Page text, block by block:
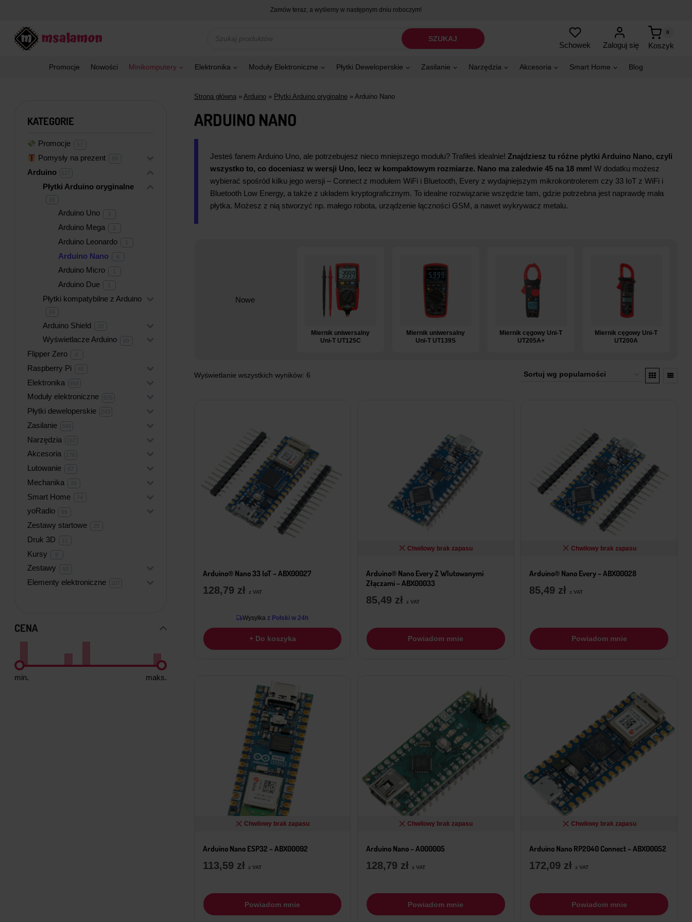
Zamów teraz, a wyślemy w następnym dniu roboczym!
produktów
SZUKAJ
Schowek Zaloguj się Koszyk
0
Promocje Nowości Minikomputery Elektronika Moduły Elektroniczne Płytki Deweloperskie Zasilanie Narzędzia Akcesoria Smart Home Blog
Strona główna» Arduino» Płytki Arduino oryginalne» Arduino Nano
ARDUINO NANO
Jesteś fanem Arduino Uno, ale potrzebujesz nieco mniejszego modułu? Trafiłeś idealnie!Znajdziesz tu różne płytki Arduino Nano, czyli
wszystko to, co doceniasz w wersji Uno, lecz w kompaktowym rozmiarze. Nano ma zaledwie 45 na 18 mm! W dodatku możesz
wybierać spośród kilku jego wersji – Connect z modułem WiFi i Bluetooth, Every z wydajniejszym mikrokontrolerem czy 33 IoT z WiFi i
Bluetooth Low Energy, a także z układem kryptograficznym. To idealne rozwiązanie wszędzie tam, gdzie potrzebna jest naprawdę mała
płytka. Możesz z nią stworzyć np. małego robota, urządzenie łączności GSM, a nawet wykrywacz metalu.
Nowe
Miernik uniwersalny
Uni-T UT125C
Miernik uniwersalny
Uni-T UT139S
Miernik cęgowy Uni-T
UT205A+
Miernik cęgowy Uni-T
UT200A
Wyświetlanie wszystkich wyników: 6
Arduino® Nano 33 IoT – ABX00027
128,79 zł z VAT
Wysyłka z Polski w 24h
+ Do koszyka
Chwilowy brak zapasu
Arduino® Nano Every Z Wlutowanymi
Złączami – ABX00033
85,49 zł z VAT
Powiadom mnie
Chwilowy brak zapasu
Arduino® Nano Every – ABX00028
85,49 zł z VAT
Powiadom mnie
Chwilowy brak zapasu
Arduino Nano ESP32 – ABX00092
113,59 zł z VAT
Powiadom mnie
Chwilowy brak zapasu
Arduino Nano – A000005
128,79 zł z VAT
Powiadom mnie
Chwilowy brak zapasu
Arduino Nano RP2040 Connect – ABX00052
172,09 zł z VAT
Powiadom mnie
KATEGORIE
Promocje
produktów
Pomysły na prezent
produktów
Arduino
Płytki Arduino oryginalne
produktów
Arduino Uno
produkty
Arduino Mega
produkty
Arduino Leonardo
produkt
Arduino Nano
produktów
Arduino Micro
produkt
Arduino Due
produkt
Płytki kompatybilne z Arduino
produkty
Arduino Shield
produktów
Wyświetlacze Arduino
produktów
Flipper Zero
produktów
Raspberry Pi
produktów
Elektronika
Moduły elektroniczne
Płytki deweloperskie
Zasilanie
Narzędzia
Akcesoria
Lutowanie
produktów
Mechanika
produktów
Smart Home
produkty
yoRadio
produktów
Zestawy startowe
produktów
Druk 3D
produktów
Kursy
produktów
Zestawy
produktów
Elementy elektroniczne
CENA
min. maks.